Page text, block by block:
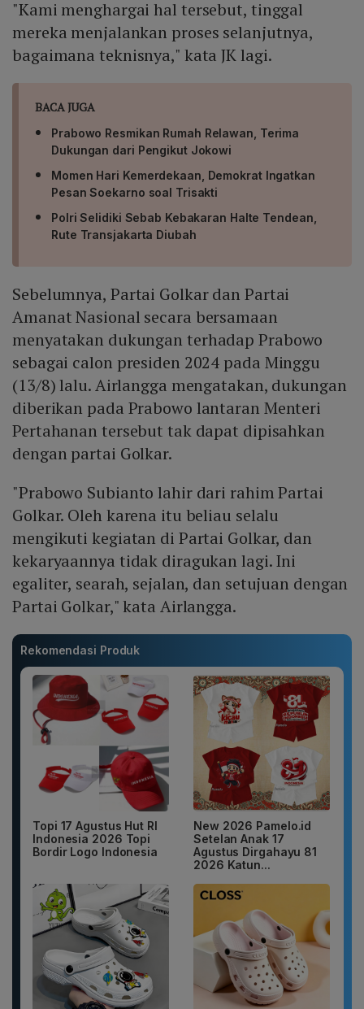
"Kami menghargai hal tersebut, tinggal
mereka menjalankan proses selanjutnya,
bagaimana teknisnya," kata JK lagi.
BACA JUGA
Prabowo Resmikan Rumah Relawan, Terima
Dukungan dari Pengikut Jokowi
Momen Hari Kemerdekaan, Demokrat Ingatkan
Pesan Soekarno soal Trisakti
Polri Selidiki Sebab Kebakaran Halte Tendean,
Rute Transjakarta Diubah
Sebelumnya, Partai Golkar dan Partai
Amanat Nasional secara bersamaan
menyatakan dukungan terhadap Prabowo
sebagai calon presiden 2024 pada Minggu
(13/8) lalu. Airlangga mengatakan, dukungan
diberikan pada Prabowo lantaran Menteri
Pertahanan tersebut tak dapat dipisahkan
dengan partai Golkar.
"Prabowo Subianto lahir dari rahim Partai
Golkar. Oleh karena itu beliau selalu
mengikuti kegiatan di Partai Golkar, dan
kekaryaannya tidak diragukan lagi. Ini
egaliter, searah, sejalan, dan setujuan dengan
Partai Golkar," kata Airlangga.
Rekomendasi Produk
Topi 17 Agustus Hut RI
Indonesia 2026 Topi
Bordir Logo Indonesia
New 2026 Pamelo.id
Setelan Anak 17
Agustus Dirgahayu 81
2026 Katun...